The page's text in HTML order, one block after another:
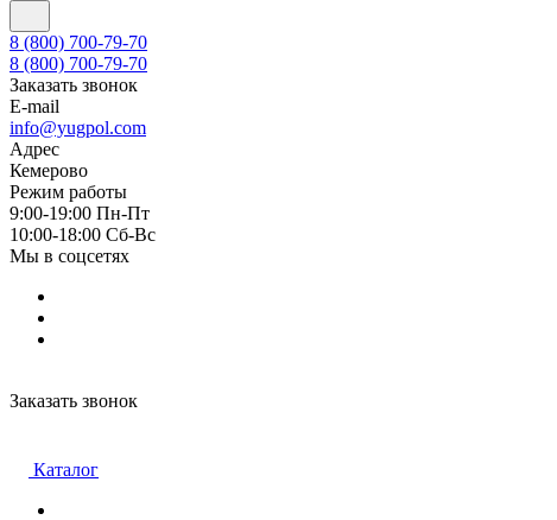
8 (800) 700-79-70
8 (800) 700-79-70
Заказать звонок
E-mail
info@yugpol.com
Адрес
Кемерово
Режим работы
9:00-19:00 Пн-Пт
10:00-18:00 Cб-Вс
Мы в соцсетях
Заказать звонок
Каталог